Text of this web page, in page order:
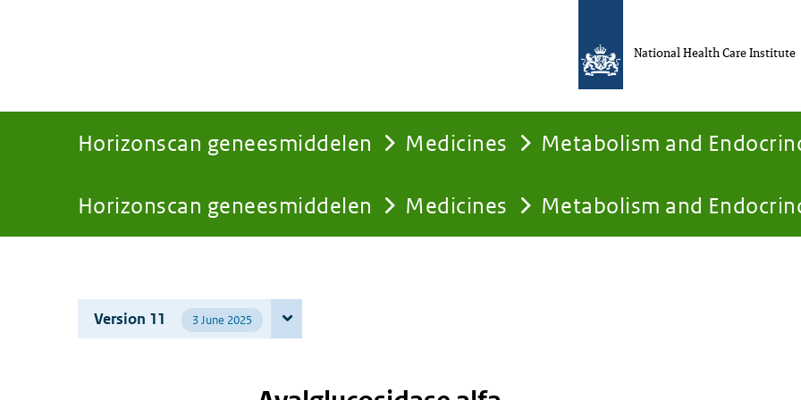
Horizonscan geneesmiddelen Medicines Metabolism and
You
here:
Horizonscan geneesmiddelen Medicines Metabolism and
National Health Care Institute
Version 11 3 June 2025